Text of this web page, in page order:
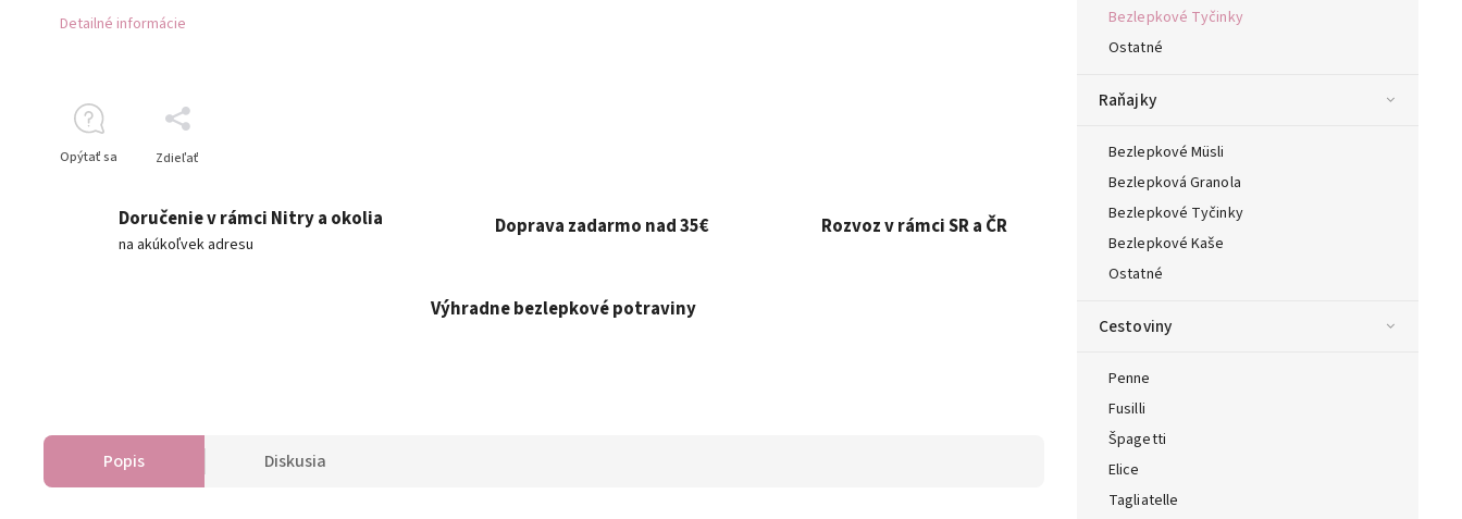
Bezlepkové Tyčinky
Ostatné
Raňajky
Bezlepkové Müsli
Bezlepková Granola
Bezlepkové Tyčinky
Bezlepkové Kaše
Ostatné
Cestoviny
Penne
Fusilli
Špagetti
Elice
Tagliatelle
Detailné informácie
Opýtať sa Zdieľať
Doručenie v rámci Nitry a okolia
na akúkoľvek adresu
Doprava zadarmo nad 35€ Rozvoz v rámci SR a ČR
Výhradne bezlepkové potraviny
Popis Diskusia